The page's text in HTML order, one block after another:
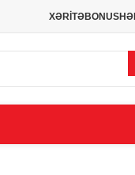
XƏRİTƏBONUS